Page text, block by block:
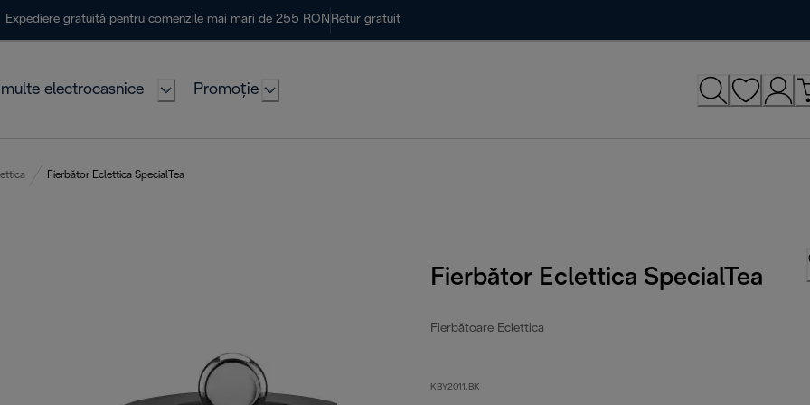
Expediere gratuită pentru comenzile mai mari de 255 RON Retur gratuit
electrocasnice Promoție
Fierbător Eclettica SpecialTea
Fierbător Eclettica SpecialTea
Fierbătoare Eclettica
KBY2011.BK